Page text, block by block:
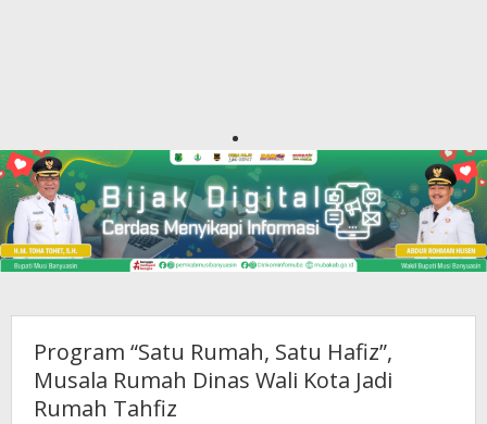
Program “Satu Rumah, Satu Hafiz”,
Musala Rumah Dinas Wali Kota Jadi
Rumah Tahfiz